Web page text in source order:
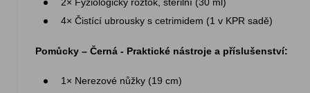
4× Čistící ubrousky s cetrimidem (1 v KPR sadě)
Pomůcky – Černá - Praktické nástroje a příslušenství:
1× Nerezové nůžky (19 cm)